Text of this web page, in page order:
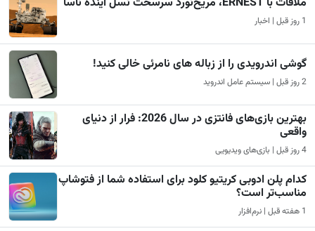
1 روز قبل | اخبار
گوشی اندرویدی را از زباله های نامرئی خالی کنید!
2 روز قبل | سیستم عامل اندروید
بهترین بازی‌های فانتزی در سال 2026: فرار از دنیای
واقعی
4 روز قبل | بازی‌های ویدیویی
کدام پلن ادوبی کریتیو کلود برای استفاده شما از فتوشاپ
مناسب‌تر است؟
1 هفته قبل | نرم‌افزار